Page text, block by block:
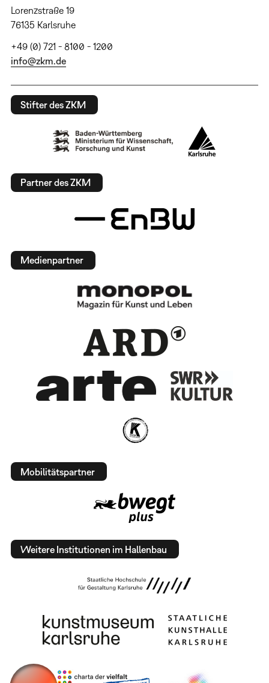
Lorenzstraße 19
76135 Karlsruhe
+49 (0) 721 - 8100 - 1200
info@zkm.de
Stifter des ZKM
Partner des ZKM
Medienpartner
Mobilitätspartner
Weitere Institutionen im Hallenbau